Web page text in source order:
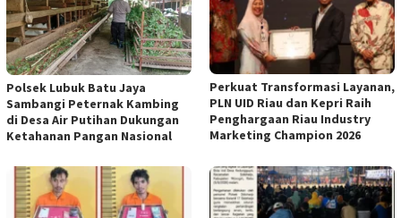
Polsek Lubuk Batu Jaya
Sambangi Peternak Kambing
di Desa Air Putihan Dukungan
Ketahanan Pangan Nasional
Perkuat Transformasi Layanan,
PLN UID Riau dan Kepri Raih
Penghargaan Riau Industry
Marketing Champion 2026